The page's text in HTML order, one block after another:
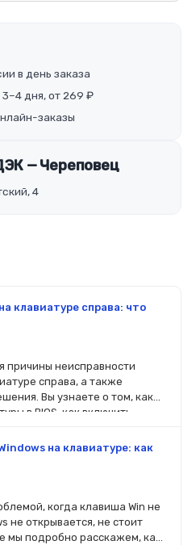
в день заказа
дня, от 269 ₽
заказы
— Череповец
4
клавиатуре справа: что
причины неисправности
справа, а также
Вы узнаете о том, как
в BIOS, как включить
а также о других
С нашей помощью вы
устранить неисправность
на клавиатуре: как
когда клавиша Win не
не открывается, не стоит
мы подробно расскажем, как